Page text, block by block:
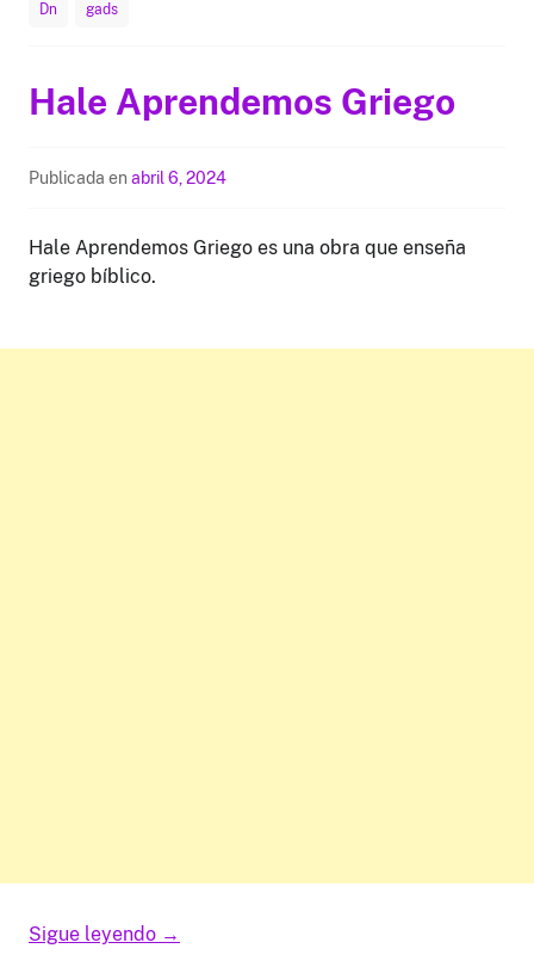
Dn gads
Hale Aprendemos Griego
Publicada en abril 6, 2024
Hale Aprendemos Griego es una obra que enseña
griego bíblico.
Sigue leyendo →